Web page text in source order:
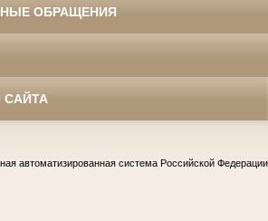
ОБРАЩЕНИЯ
автоматизированная система Российской